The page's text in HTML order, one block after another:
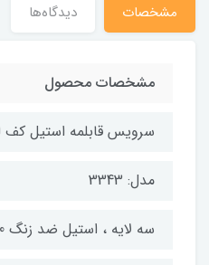
مشخصات دیدگاه‌ها
مشخصات محصول
سرویس قابلمه استیل کف
مدل: 3343
سه لایه ، استیل ضد زنگ 18/10